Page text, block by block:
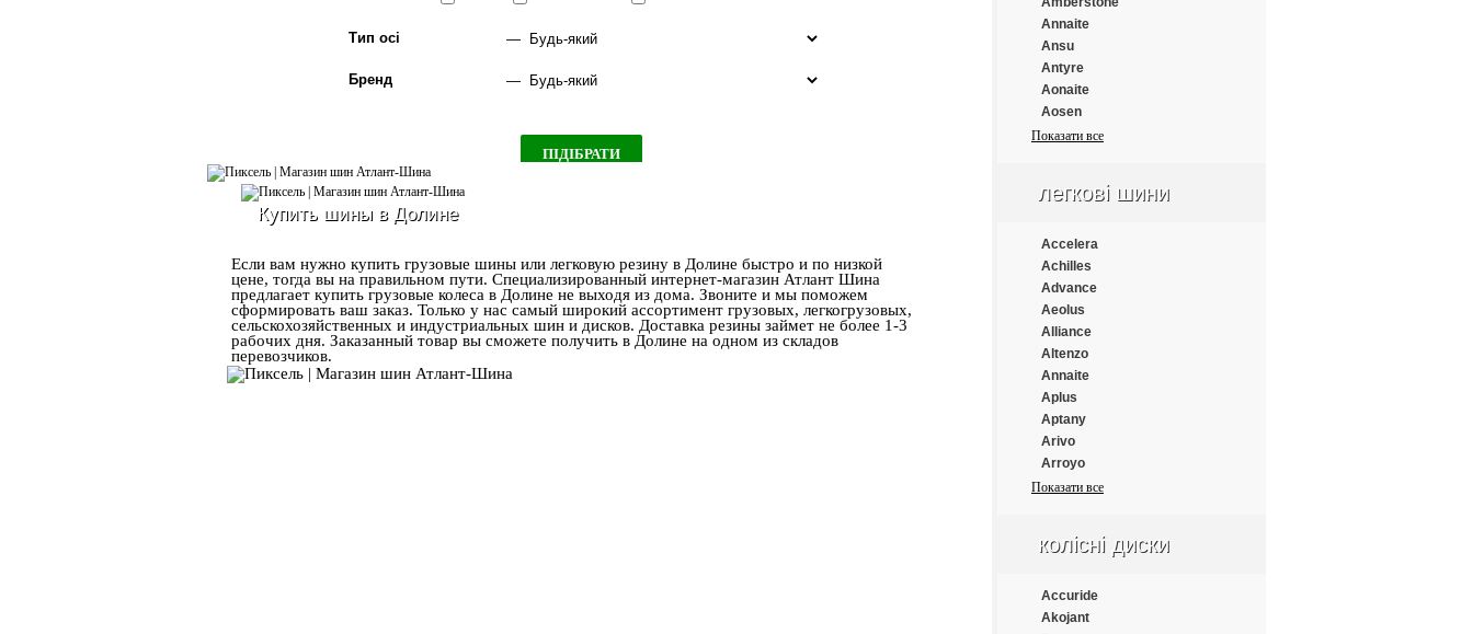
Тип осі
Бренд
Купить шины в Долине
Если вам нужно купить грузовые шины или легковую резину в Долине быстро и по низкой
цене, тогда вы на правильном пути. Специализированный интернет-магазин Атлант Шина
предлагает купить грузовые колеса в Долине не выходя из дома. Звоните и мы поможем
сформировать ваш заказ. Только у нас самый широкий ассортимент грузовых, легкогрузовых,
сельскохозяйственных и индустриальных шин и дисков. Доставка резины займет не более 1-3
рабочих дня. Заказанный товар вы сможете получить в Долине на одном из складов
перевозчиков.
Annaite
Ansu
Antyre
Aonaite
Aosen
Aplus
Armforce
Atlander
Aufine
Austone
Autogrip
Barum
Benton
Bestrich
BFGoodrich
Blacklion
Bontyre
Boto
Bridgestone
Changfeng
Compasal
Constancy
Показати все
легкові шини
Accelera
Achilles
Advance
Aeolus
Alliance
Altenzo
Annaite
Aplus
Aptany
Arivo
Arroyo
Atlander
Austone
Bars
Barum
Показати все
колісні диски
Accuride
Akojant